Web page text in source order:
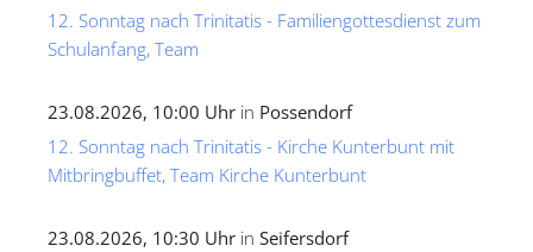
12. Sonntag nach Trinitatis - Familiengottesdienst zum
Schulanfang, Team
23.08.2026, 10:00 Uhr in Possendorf
12. Sonntag nach Trinitatis - Kirche Kunterbunt mit
Mitbringbuffet, Team Kirche Kunterbunt
23.08.2026, 10:30 Uhr in Seifersdorf